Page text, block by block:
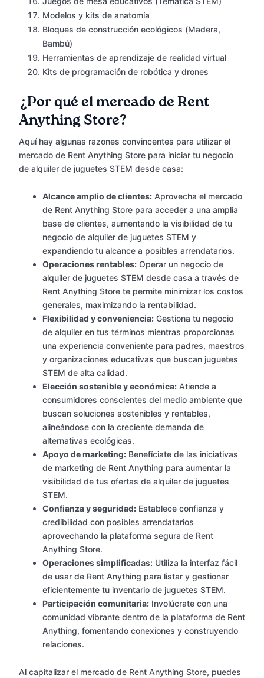
Modelos y kits de anatomía
Bloques de construcción ecológicos (Madera,
Bambú)
Herramientas de aprendizaje de realidad virtual
Kits de programación de robótica y drones
¿Por qué el mercado de Rent
Anything Store?
Aquí hay algunas razones convincentes para utilizar el
mercado de Rent Anything Store para iniciar tu negocio
de alquiler de juguetes STEM desde casa:
Alcance amplio de clientes: Aprovecha el mercado
de Rent Anything Store para acceder a una amplia
base de clientes, aumentando la visibilidad de tu
negocio de alquiler de juguetes STEM y
expandiendo tu alcance a posibles arrendatarios.
Operaciones rentables: Operar un negocio de
alquiler de juguetes STEM desde casa a través de
Rent Anything Store te permite minimizar los costos
generales, maximizando la rentabilidad.
Flexibilidad y conveniencia: Gestiona tu negocio
de alquiler en tus términos mientras proporcionas
una experiencia conveniente para padres, maestros
y organizaciones educativas que buscan juguetes
STEM de alta calidad.
Elección sostenible y económica: Atiende a
consumidores conscientes del medio ambiente que
buscan soluciones sostenibles y rentables,
alineándose con la creciente demanda de
alternativas ecológicas.
Apoyo de marketing: Benefíciate de las iniciativas
de marketing de Rent Anything para aumentar la
visibilidad de tus ofertas de alquiler de juguetes
STEM.
Confianza y seguridad: Establece confianza y
credibilidad con posibles arrendatarios
aprovechando la plataforma segura de Rent
Anything Store.
Operaciones simplificadas: Utiliza la interfaz fácil
de usar de Rent Anything para listar y gestionar
eficientemente tu inventario de juguetes STEM.
Participación comunitaria: Involúcrate con una
comunidad vibrante dentro de la plataforma de Rent
Anything, fomentando conexiones y construyendo
relaciones.
Al capitalizar el mercado de Rent Anything Store, puedes